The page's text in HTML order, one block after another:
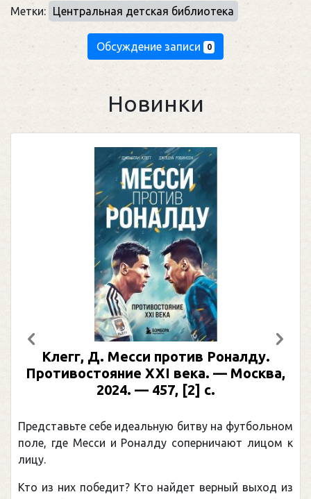
Метки: Центральная детская библиотека
Обсуждение записи 0
Новинки
Клегг, Д. Месси против Роналду.
Противостояние XXI века. — Москва,
2024. — 457, [2] с.
Представьте себе идеальную битву на футбольном
поле, где Месси и Роналду соперничают лицом к
лицу.
Кто из них победит? Кто найдет верный выход из
Предыдущий